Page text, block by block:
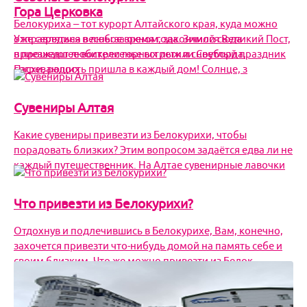
Белокуриха – тот курорт Алтайского края, куда можно
отправляться в любое время года. Зимой сюда
приезжают любители горных лыж и сноуборда,
согревающих
Гора Церковка
Уже середина весны за окном, закончился Великий Пост,
в прошедшее воскресенье встретили Светлый праздник
Пасхи, радость пришла в каждый дом! Солнце, з
Сувениры Алтая
Какие сувениры привезти из Белокурихи, чтобы
порадовать близких? Этим вопросом задаётся едва ли не
каждый путешественник. На Алтае сувенирные лавочки
Что привезти из Белокурихи?
Отдохнув и подлечившись в Белокурихе, Вам, конечно,
захочется привезти что-нибудь домой на память себе и
своим близким. Что же можно привезти из Белок
Проживание c доставкой
Для турагентств:
Бронирование для агентств